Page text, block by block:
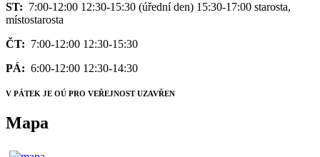
ST: 7:00-12:00 12:30-15:30 (úřední den) 15:30-17:00 starosta,
místostarosta
ČT: 7:00-12:00 12:30-15:30
PÁ: 6:00-12:00 12:30-14:30
V PÁTEK JE OÚ PRO VEŘEJNOST UZAVŘEN
Mapa